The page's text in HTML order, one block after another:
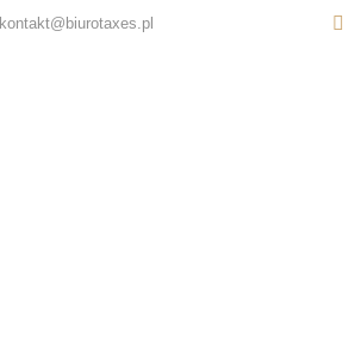
kontakt@biurotaxes.pl